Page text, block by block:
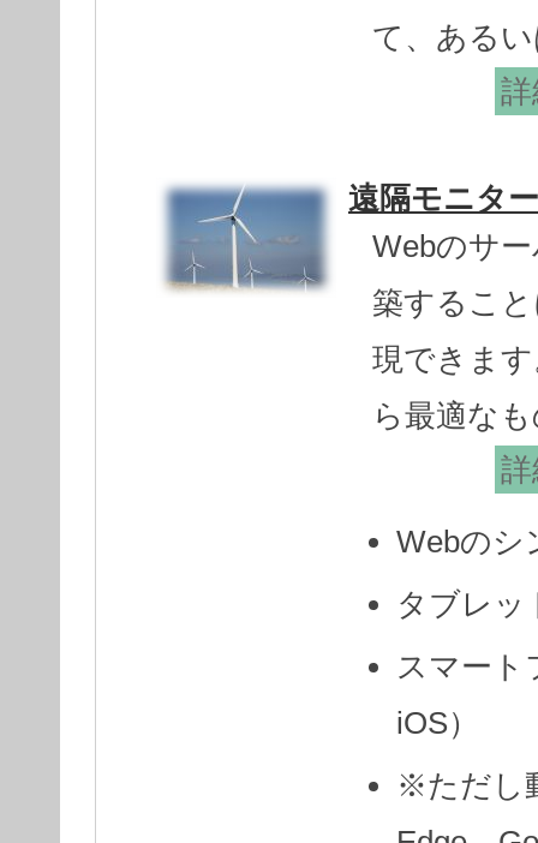
て、ある
遠隔モニター
Webのサ
築するこ
現できま
ら最適な
Webのシ
タブレッ
スマート
iOS）
※ただし